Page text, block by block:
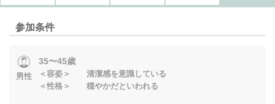
参加条件
男性
35〜45歳
＜容姿＞ 清潔感を意識している
＜性格＞ 穏やかだといわれる